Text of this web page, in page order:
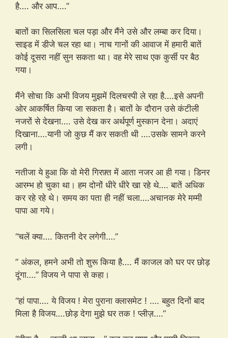
है…. और आप….”
बातों का सिलसिला चल पड़ा और मैंने उसे और लम्बा कर दिया।
साइड में डीजे चल रहा था। नाच गानों की आवाज में हमारी बातें
कोई दूसरा नहीं सुन सकता था। वह मेरे साथ एक कुर्सी पर बैठ
गया।
मैंने सोचा कि अभी विजय मुझमें दिलचस्पी ले रहा है….इसे अपनी
ओर आकर्षित किया जा सकता है। बातों के दौरान उसे कंटीली
नजरों से देखना…. उसे देख कर अर्थपूर्ण मुस्कान देना। अदाएं
दिखाना….यानी जो कुछ मैं कर सकती थी ….उसके सामने करने
लगी।
नतीजा ये हुआ कि वो मेरी गिरफ़्त में आता नजर आ ही गया। डिनर
आरम्भ हो चुका था। हम दोनों धीरे धीरे खा रहे थे…. बातें अधिक
कर रहे रहे थे। समय का पता ही नहीं चला….अचानक मेरे मम्मी
पापा आ गये।
“चलें क्या…. कितनी देर लगेगी….”
” अंकल, हमने अभी तो शुरू किया है…. मैं काजल को घर पर छोड़
दूंगा….” विजय ने पापा से कहा।
“हां पापा…. ये विजय ! मेरा पुराना क्लासमेट ! …. बहुत दिनों बाद
मिला है विजय….छोड़ देगा मुझे घर तक ! प्लीज़….”